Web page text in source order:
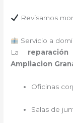
Revisamos
Servicio a
La
Ampliacion
Oficinas
Salas de